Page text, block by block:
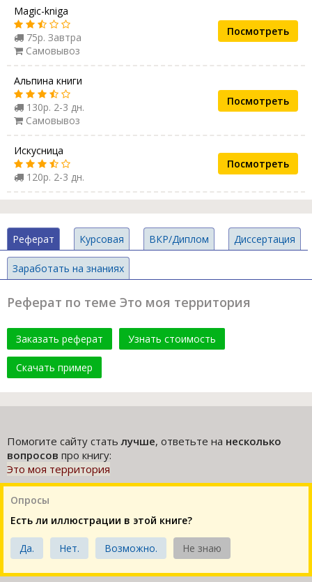
Magic-kniga
75р. Завтра
Самовывоз
Посмотреть
Альпина книги
130р. 2-3 дн.
Самовывоз
Посмотреть
Искусница
120р. 2-3 дн.
Посмотреть
Реферат Курсовая ВКР/Диплом Диссертация
Заработать на знаниях
Реферат по теме Это моя территория
Заказать реферат Узнать стоимость
Скачать пример
Помогите сайту статьлучше, ответьте на несколько
вопросов про книгу:
Это моя территория
Опросы
Есть ли иллюстрации в этой книге?
Да. Нет. Возможно. Не знаю